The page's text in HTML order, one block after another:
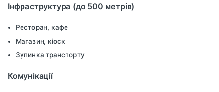
Інфраструктура (до 500 метрів)
Ресторан, кафе
Магазин, кіоск
Зупинка транспорту
Комунікації